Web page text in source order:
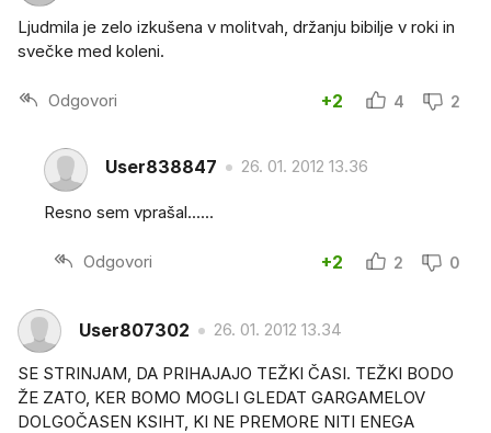
Ljudmila je zelo izkušena v molitvah, držanju bibilje v roki in
svečke med koleni.
Odgovori +2 4 2
User838847 26. 01. 2012 13.36
Resno sem vprašal......
Odgovori +2 2 0
User807302 26. 01. 2012 13.34
SE STRINJAM, DA PRIHAJAJO TEŽKI ČASI. TEŽKI BODO
ŽE ZATO, KER BOMO MOGLI GLEDAT GARGAMELOV
DOLGOČASEN KSIHT, KI NE PREMORE NITI ENEGA